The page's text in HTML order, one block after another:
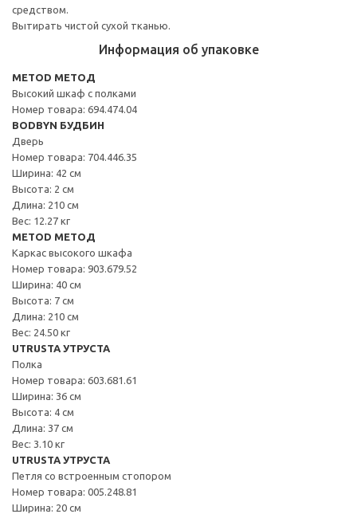
средством.
Вытирать чистой сухой тканью.
Информация об упаковке
METOD МЕТОД
Высокий шкаф с полками
Номер товара: 694.474.04
BODBYN БУДБИН
Дверь
Номер товара: 704.446.35
Ширина: 42 см
Высота: 2 см
Длина: 210 см
Вес: 12.27 кг
METOD МЕТОД
Каркас высокого шкафа
Номер товара: 903.679.52
Ширина: 40 см
Высота: 7 см
Длина: 210 см
Вес: 24.50 кг
UTRUSTA УТРУСТА
Полка
Номер товара: 603.681.61
Ширина: 36 см
Высота: 4 см
Длина: 37 см
Вес: 3.10 кг
UTRUSTA УТРУСТА
Петля со встроенным стопором
Номер товара: 005.248.81
Ширина: 20 см